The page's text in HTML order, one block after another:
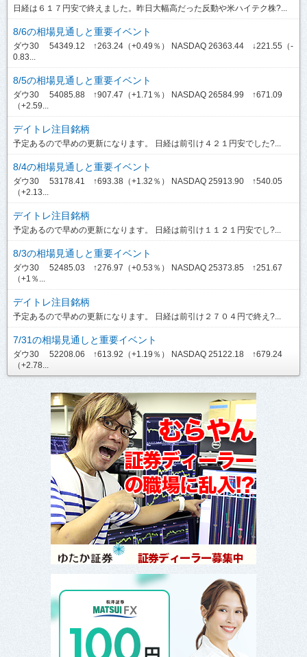
日経は６１７円安で終えました。昨日大幅高だった反動や米ハイテク株?...
8/6の相場見通しと重要イベント
ダウ30 54349.12 ↑263.24（+0.49％） NASDAQ 26363.44 ↓221.55（-
0.83...
8/5の相場見通しと重要イベント
ダウ30 54085.88 ↑907.47（+1.71％） NASDAQ 26584.99 ↑671.09
（+2.59...
デイトレ注目銘柄
予定あるので早めの更新になります。 日経は前引け４２１円安でした?...
8/4の相場見通しと重要イベント
ダウ30 53178.41 ↑693.38（+1.32％） NASDAQ 25913.90 ↑540.05
（+2.13...
デイトレ注目銘柄
予定あるので早めの更新になります。 日経は前引け１１２１円安でし?...
8/3の相場見通しと重要イベント
ダウ30 52485.03 ↑276.97（+0.53％） NASDAQ 25373.85 ↑251.67
（+1％...
デイトレ注目銘柄
予定あるので早めの更新になります。 日経は前引け２７０４円で終え?...
7/31の相場見通しと重要イベント
ダウ30 52208.06 ↑613.92（+1.19％） NASDAQ 25122.18 ↑679.24
（+2.78...